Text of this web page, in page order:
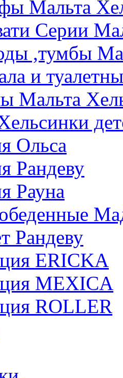
Мальта
Серии
,тумбы
и
Мальта
Ольса
Рандеву
Рауна
Рандеву
ERICKA
MEXICA
ROLLER